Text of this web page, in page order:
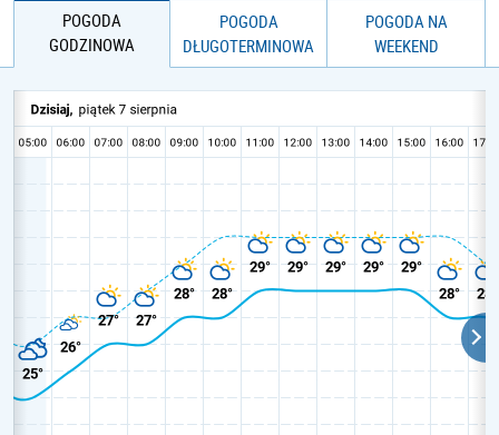
POGODA
GODZINOWA
POGODA
DŁUGOTERMINOWA
POGODA NA
WEEKEND